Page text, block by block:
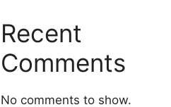
Recent
Comments
No comments to show.